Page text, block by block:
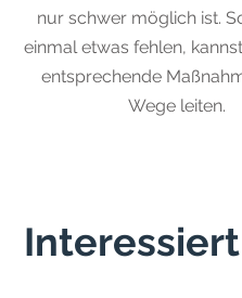
nur schwer möglich ist.
einmal etwas fehlen,
entsprechende
Wege leiten.